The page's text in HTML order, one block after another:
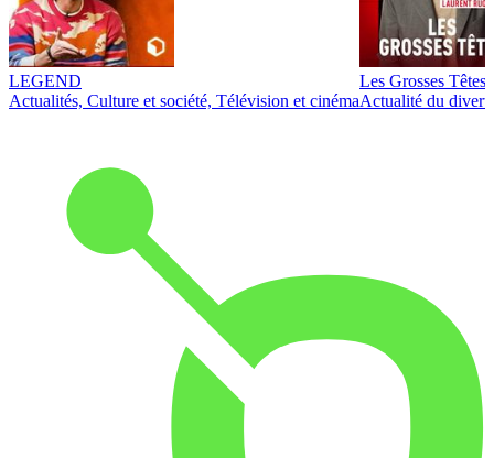
LEGEND
Actualités, Culture et société, Télévision et cinéma
Les Grosses Têtes
Actualité du